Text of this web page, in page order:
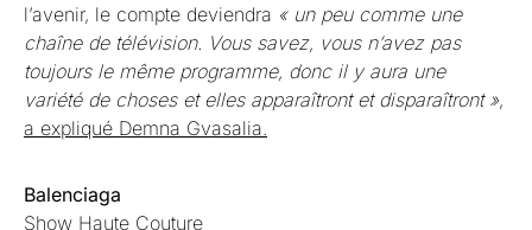
l’avenir, le compte deviendra « un peu comme une
chaîne de télévision. Vous savez, vous n’avez pas
toujours le même programme, donc il y aura une
variété de choses et elles apparaîtront et disparaîtront »,
a expliqué Demna Gvasalia.
Balenciaga
Show Haute Couture